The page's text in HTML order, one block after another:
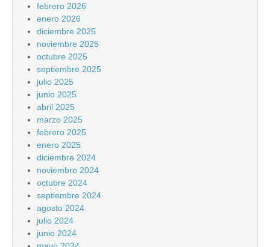
febrero 2026
enero 2026
diciembre 2025
noviembre 2025
octubre 2025
septiembre 2025
julio 2025
junio 2025
abril 2025
marzo 2025
febrero 2025
enero 2025
diciembre 2024
noviembre 2024
octubre 2024
septiembre 2024
agosto 2024
julio 2024
junio 2024